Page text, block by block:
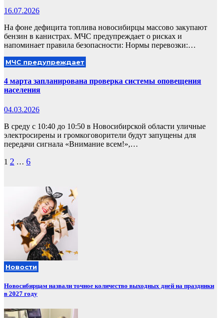
16.07.2026
На фоне дефицита топлива новосибирцы массово закупают
бензин в канистрах. МЧС предупреждает о рисках и
напоминает правила безопасности: Нормы перевозки:…
МЧС предупреждает
4 марта запланирована проверка системы оповещения
населения
04.03.2026
В среду с 10:40 до 10:50 в Новосибирской области уличные
электросирены и громкоговорители будут запущены для
передачи сигнала «Внимание всем!»,…
Пагинация
1 2 … 6
Новости
Новосибирцам назвали точное количество выходных дней на праздники
в 2027 году